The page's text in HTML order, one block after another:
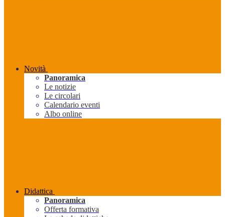
Novità
Panoramica
Le notizie
Le circolari
Calendario eventi
Albo online
Didattica
Panoramica
Offerta formativa